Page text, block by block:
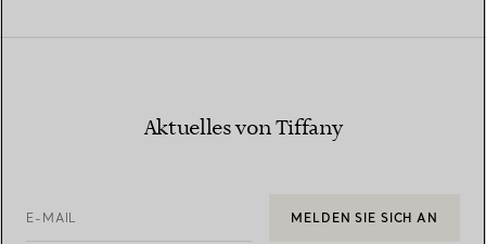
Aktuelles von Tiffany
E-MAIL MELDEN SIE SICH AN